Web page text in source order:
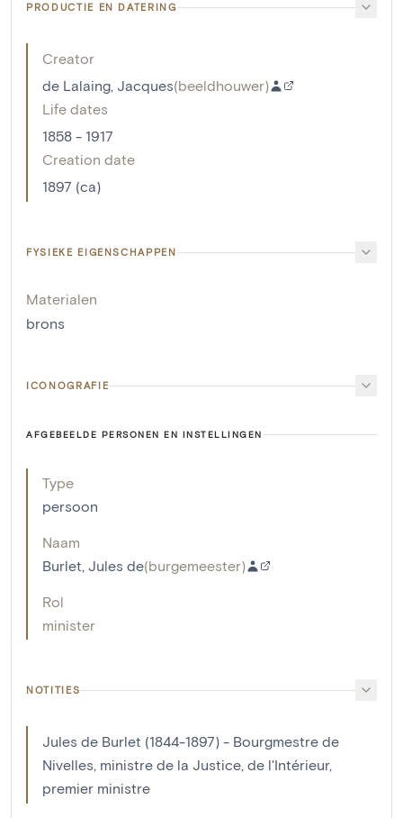
PRODUCTIE EN DATERING
Creator
de Lalaing, Jacques(beeldhouwer)
Life dates
1858 - 1917
Creation date
1897 (ca)
FYSIEKE EIGENSCHAPPEN
Materialen
brons
ICONOGRAFIE
AFGEBEELDE PERSONEN EN INSTELLINGEN
Type
persoon
Naam
Burlet, Jules de(burgemeester)
Rol
minister
NOTITIES
Jules de Burlet (1844-1897) - Bourgmestre de
Nivelles, ministre de la Justice, de l'Intérieur,
premier ministre